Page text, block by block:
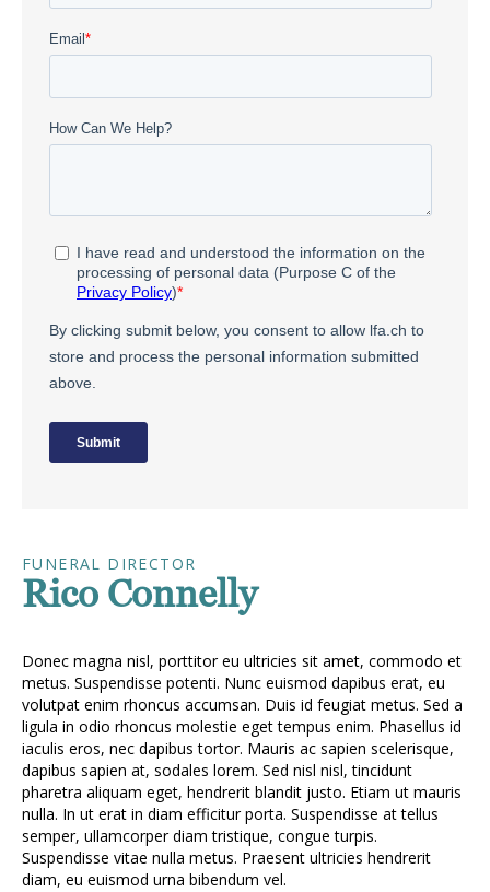
FUNERAL DIRECTOR
Rico Connelly
Donec magna nisl, porttitor eu ultricies sit amet, commodo et
metus. Suspendisse potenti. Nunc euismod dapibus erat, eu
volutpat enim rhoncus accumsan. Duis id feugiat metus. Sed a
ligula in odio rhoncus molestie eget tempus enim. Phasellus id
iaculis eros, nec dapibus tortor. Mauris ac sapien scelerisque,
dapibus sapien at, sodales lorem. Sed nisl nisl, tincidunt
pharetra aliquam eget, hendrerit blandit justo. Etiam ut mauris
nulla. In ut erat in diam efficitur porta. Suspendisse at tellus
semper, ullamcorper diam tristique, congue turpis.
Suspendisse vitae nulla metus. Praesent ultricies hendrerit
diam, eu euismod urna bibendum vel.